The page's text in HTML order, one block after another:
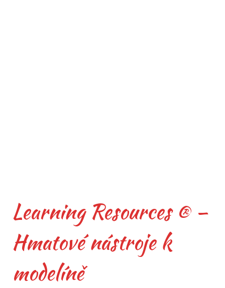
Learning Resources ® –
Hmatové nástroje k
modelíně